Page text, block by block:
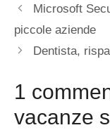
Microsoft
piccole aziende
Dentista,
1
vacanze